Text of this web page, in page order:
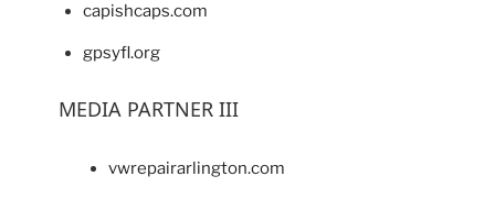
capishcaps.com
gpsyfl.org
MEDIA PARTNER III
vwrepairarlington.com